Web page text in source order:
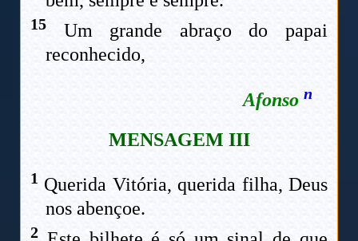
15 Um grande abraço do papai
reconhecido,
Afonso n
MENSAGEM III
1 Querida Vitória, querida filha, Deus
nos abençoe.
2